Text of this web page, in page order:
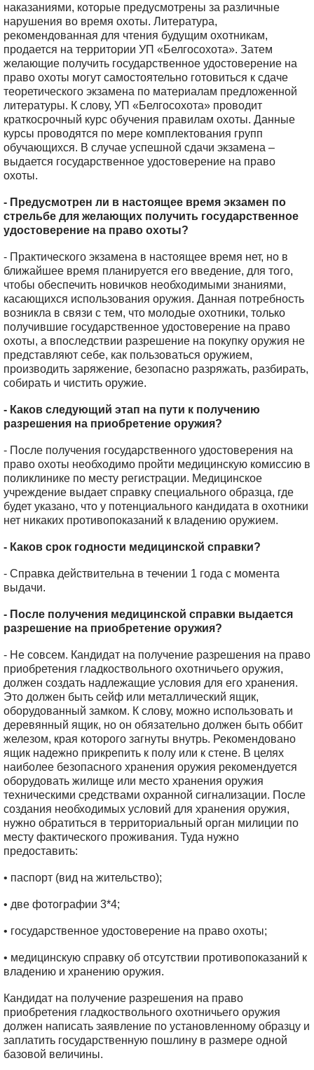
наказаниями, которые предусмотрены за различные
нарушения во время охоты. Литература,
рекомендованная для чтения будущим охотникам,
продается на территории УП «Белгосохота». Затем
желающие получить государственное удостоверение на
право охоты могут самостоятельно готовиться к сдаче
теоретического экзамена по материалам предложенной
литературы. К слову, УП «Белгосохота» проводит
краткосрочный курс обучения правилам охоты. Данные
курсы проводятся по мере комплектования групп
обучающихся. В случае успешной сдачи экзамена –
выдается государственное удостоверение на право
охоты.
- Предусмотрен ли в настоящее время экзамен по
стрельбе для желающих получить государственное
удостоверение на право охоты?
- Практического экзамена в настоящее время нет, но в
ближайшее время планируется его введение, для того,
чтобы обеспечить новичков необходимыми знаниями,
касающихся использования оружия. Данная потребность
возникла в связи с тем, что молодые охотники, только
получившие государственное удостоверение на право
охоты, а впоследствии разрешение на покупку оружия не
представляют себе, как пользоваться оружием,
производить заряжение, безопасно разряжать, разбирать,
собирать и чистить оружие.
- Каков следующий этап на пути к получению
разрешения на приобретение оружия?
- После получения государственного удостоверения на
право охоты необходимо пройти медицинскую комиссию в
поликлинике по месту регистрации. Медицинское
учреждение выдает справку специального образца, где
будет указано, что у потенциального кандидата в охотники
нет никаких противопоказаний к владению оружием.
- Каков срок годности медицинской справки?
- Справка действительна в течении 1 года с момента
выдачи.
- После получения медицинской справки выдается
разрешение на приобретение оружия?
- Не совсем. Кандидат на получение разрешения на право
приобретения гладкоствольного охотничьего оружия,
должен создать надлежащие условия для его хранения.
Это должен быть сейф или металлический ящик,
оборудованный замком. К слову, можно использовать и
деревянный ящик, но он обязательно должен быть оббит
железом, края которого загнуты внутрь. Рекомендовано
ящик надежно прикрепить к полу или к стене. В целях
наиболее безопасного хранения оружия рекомендуется
оборудовать жилище или место хранения оружия
техническими средствами охранной сигнализации. После
создания необходимых условий для хранения оружия,
нужно обратиться в территориальный орган милиции по
месту фактического проживания. Туда нужно
предоставить:
• паспорт (вид на жительство);
• две фотографии 3*4;
• государственное удостоверение на право охоты;
• медицинскую справку об отсутствии противопоказаний к
владению и хранению оружия.
Кандидат на получение разрешения на право
приобретения гладкоствольного охотничьего оружия
должен написать заявление по установленному образцу и
заплатить государственную пошлину в размере одной
базовой величины.